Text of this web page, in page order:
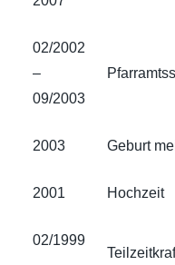
02/2002
–
09/2003
2003 Geburt
2001 Hochzeit
02/1999